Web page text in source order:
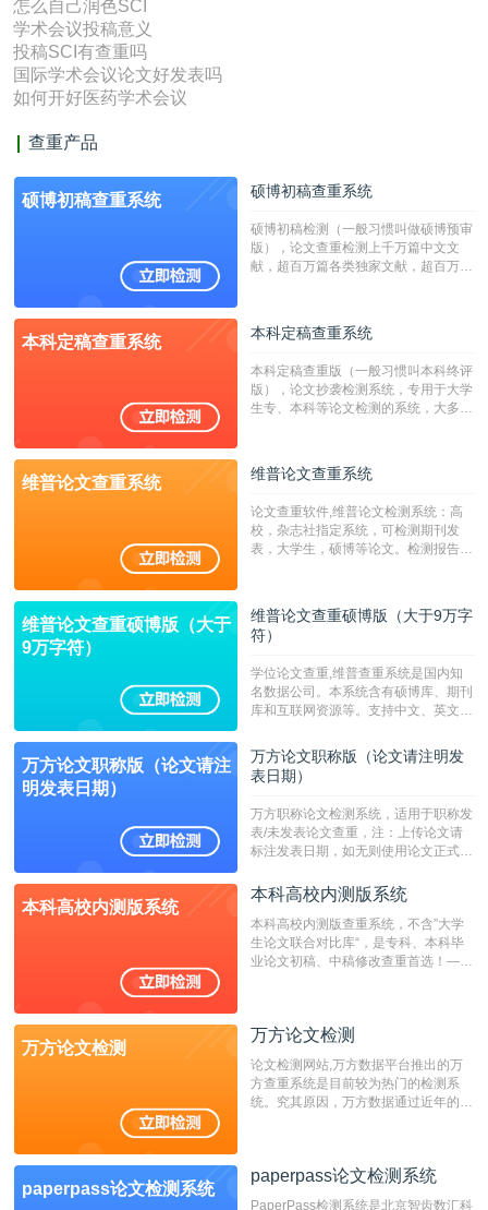
怎么自己润色SCI
学术会议投稿意义
投稿SCI有查重吗
国际学术会议论文好发表吗
如何开好医药学术会议
查重产品
硕博初稿查重系统 硕博初稿查重系统
硕博初稿检测（一般习惯叫做硕博预审
版），论文查重检测上千万篇中文文
献，超百万篇各类独家文献，超百万港
校用来检测硕博论文的系统，检测范围
广，数据来源真实，检测算法合理!本
字符数30万）
本科定稿查重系统 本科定稿查重系统
本科定稿查重版（一般习惯叫本科终评
版），论文抄袭检测系统，专用于大学
生专、本科等论文检测的系统，大多数
维普论文查重系统 维普论文查重系统
论文查重软件,维普论文检测系统：高
校，杂志社指定系统，可检测期刊发
表，大学生，硕博等论文。检测报告支
维普论文查重硕博版（大于
9万字符）
维普论文查重硕博版（大于9万字
符）
学位论文查重,维普查重系统是国内知
名数据公司。本系统含有硕博库、期刊
库和互联网资源等。支持中文、英文、
定院校！！！
万方论文职称版（论文请注
明发表日期）
万方论文职称版（论文请注明发
表日期）
万方职称论文检测系统，适用于职称发
表/未发表论文查重，注：上传论文请
标注发表日期，如无则使用论文正式发
成时间作为发表日期。
本科高校内测版系统
本科高校内测版系统
本科高校内测版查重系统，不含”大学
生论文联合对比库“，是专科、本科毕
业论文初稿、中稿修改查重首选！——
万方论文检测
万方论文检测
论文检测网站,万方数据平台推出的万
方查重系统是目前较为热门的检测系
统。究其原因，万方数据通过近年的发
非。其次，相对于知网而言，万方检测
paperpass论文检测系统
paperpass论文检测系统
PaperPass检测系统是北京智齿数汇科